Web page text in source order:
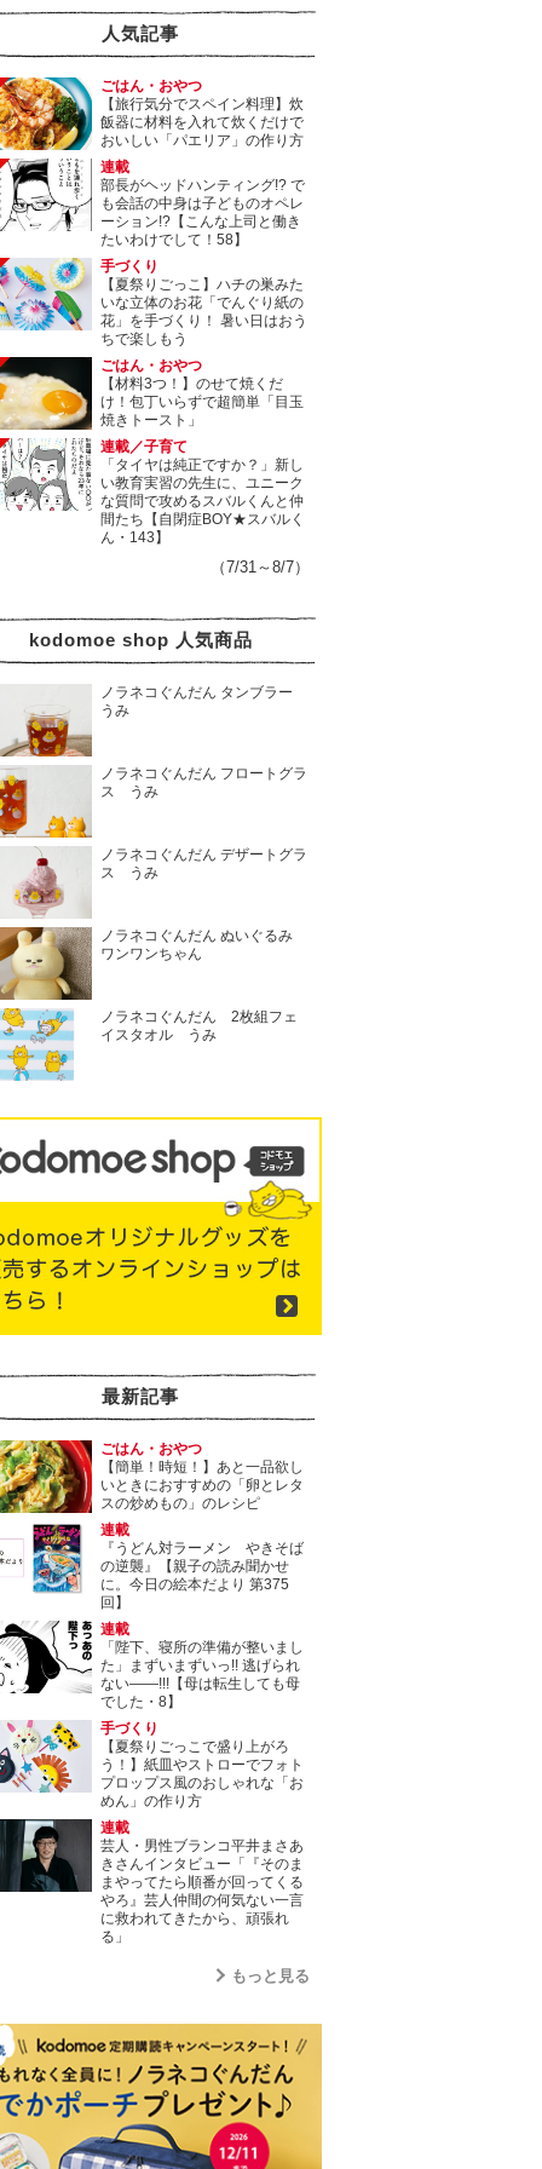
人気記事
ごはん・おやつ
【旅行気分でスペイン料理】炊
飯器に材料を入れて炊くだけで
おいしい「パエリア」の作り方
連載
部長がヘッドハンティング!? で
も会話の中身は子どものオペレ
ーション!?【こんな上司と働き
たいわけでして！58】
手づくり
【夏祭りごっこ】ハチの巣みた
いな立体のお花「でんぐり紙の
花」を手づくり！ 暑い日はおう
ちで楽しもう
ごはん・おやつ
【材料3つ！】のせて焼くだ
け！包丁いらずで超簡単「目玉
焼きトースト」
連載／子育て
「タイヤは純正ですか？」新し
い教育実習の先生に、ユニーク
な質問で攻めるスバルくんと仲
間たち【自閉症BOY★スバルく
ん・143】
（7/31～8/7）
kodomoe shop 人気商品
ノラネコぐんだん タンブラー
うみ
ノラネコぐんだん フロートグラ
ス うみ
ノラネコぐんだん デザートグラ
ス うみ
ノラネコぐんだん ぬいぐるみ
ワンワンちゃん
ノラネコぐんだん 2枚組フェ
イスタオル うみ
最新記事
ごはん・おやつ
【簡単！時短！】あと一品欲し
いときにおすすめの「卵とレタ
スの炒めもの」のレシピ
連載
『うどん対ラーメン やきそば
の逆襲』【親子の読み聞かせ
に。今日の絵本だより 第375
回】
連載
「陛下、寝所の準備が整いまし
た」まずいまずいっ!! 逃げられ
ない――!!!【母は転生しても母
でした・8】
手づくり
【夏祭りごっこで盛り上がろ
う！】紙皿やストローでフォト
プロップス風のおしゃれな「お
めん」の作り方
連載
芸人・男性ブランコ平井まさあ
きさんインタビュー「『そのま
まやってたら順番が回ってくる
やろ』芸人仲間の何気ない一言
に救われてきたから、頑張れ
る」
もっと見る